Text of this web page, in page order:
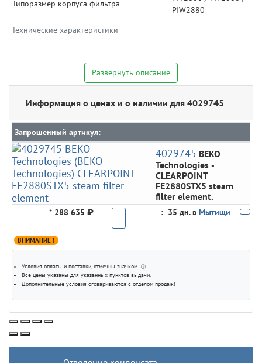
Технические характеристики
Типоразмер корпуса фильтра
PIW2880
Развернуть описание
Информация о ценах и о наличии для 4029745
Запрошенный артикул:
4029745 BEKO
Technologies -
CLEARPOINT
FE2880STX5 steam
filter element.
* 288 635 ₽ : 35 дн. в Мытищи
ВНИМАНИЕ !
Условия оплаты и поставки, отмечны значком ⓘ
Все цены указаны для указанных пунктов выдачи.
Дополнительные условия оговариваются с отделом продаж!